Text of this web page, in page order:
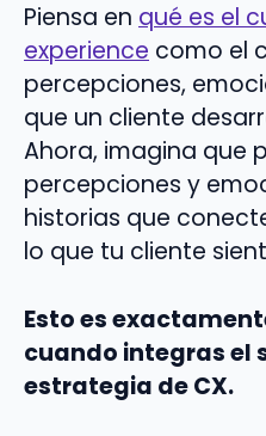
Piensa en qué es el
experience como el
percepciones,
que un cliente
Ahora, imagina que
percepciones y
historias que
lo que tu cliente
Esto es
cuando integras el
estrategia de CX.